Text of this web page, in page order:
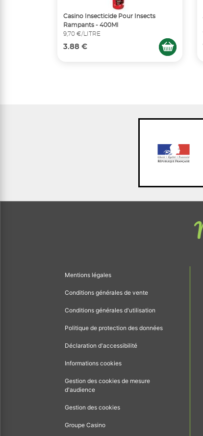
Casino Insecticide Pour Insects
Rampants - 400Ml
9,70 €/LITRE
3.88 €
Mentions légales
Conditions générales de vente
Conditions générales d'utilisation
Politique de protection des données
Déclaration d'accessibilité
Informations cookies
Gestion des cookies de mesure
d'audience
Gestion des cookies
Groupe Casino